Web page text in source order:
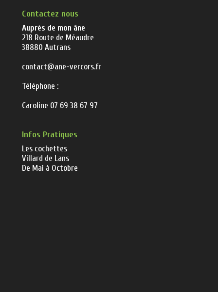
Contactez nous
Auprès de mon âne
218 Route de Méaudre
38880 Autrans
contact@ane-vercors.fr
Téléphone :
Caroline 07 69 38 67 97
Infos Pratiques
Les cochettes
Villard de Lans
De Mai à Octobre